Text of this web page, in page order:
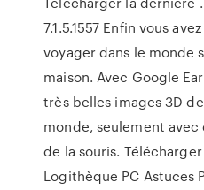
7.1.5.1557 Enfin vous
voyager dans le monde
maison. Avec Google
très belles images 3D
monde, seulement
de la souris.
Logithèque PC Astuces